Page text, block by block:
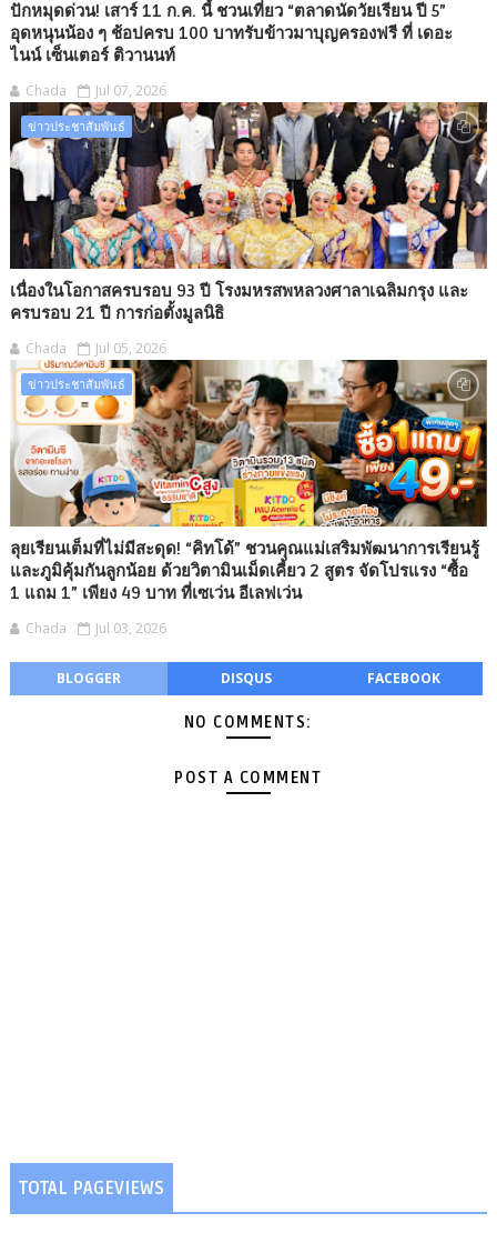
ปักหมุดด่วน! เสาร์ 11 ก.ค. นี้ ชวนเที่ยว “ตลาดนัดวัยเรียน ปี 5”
อุดหนุนน้อง ๆ ช้อปครบ 100 บาทรับข้าวมาบุญครองฟรี ที่ เดอะ
ไนน์ เซ็นเตอร์ ติวานนท์
Chada Jul 07, 2026
ข่าวประชาสัมพันธ์
เนื่องในโอกาสครบรอบ 93 ปี โรงมหรสพหลวงศาลาเฉลิมกรุง และ
ครบรอบ 21 ปี การก่อตั้งมูลนิธิ
Chada Jul 05, 2026
ข่าวประชาสัมพันธ์
ลุยเรียนเต็มที่ไม่มีสะดุด! “คิทโด้” ชวนคุณแม่เสริมพัฒนาการเรียนรู้
และภูมิคุ้มกันลูกน้อย ด้วยวิตามินเม็ดเคี้ยว 2 สูตร จัดโปรแรง “ซื้อ
1 แถม 1” เพียง 49 บาท ที่เซเว่น อีเลฟเว่น
Chada Jul 03, 2026
BLOGGER DISQUS FACEBOOK
NO COMMENTS:
POST A COMMENT
TOTAL PAGEVIEWS